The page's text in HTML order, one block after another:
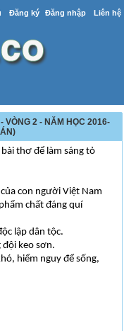
Đăng ký Đăng nhập Liên hệ
VÒNG 2 - NĂM HỌC 2016-
thơ để làm sáng tỏ
con người Việt Nam
chất đáng quí
lập dân tộc.
keo sơn.
hiểm nguy để sống,